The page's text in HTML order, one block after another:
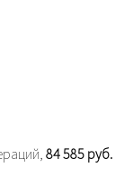
84 585 руб.